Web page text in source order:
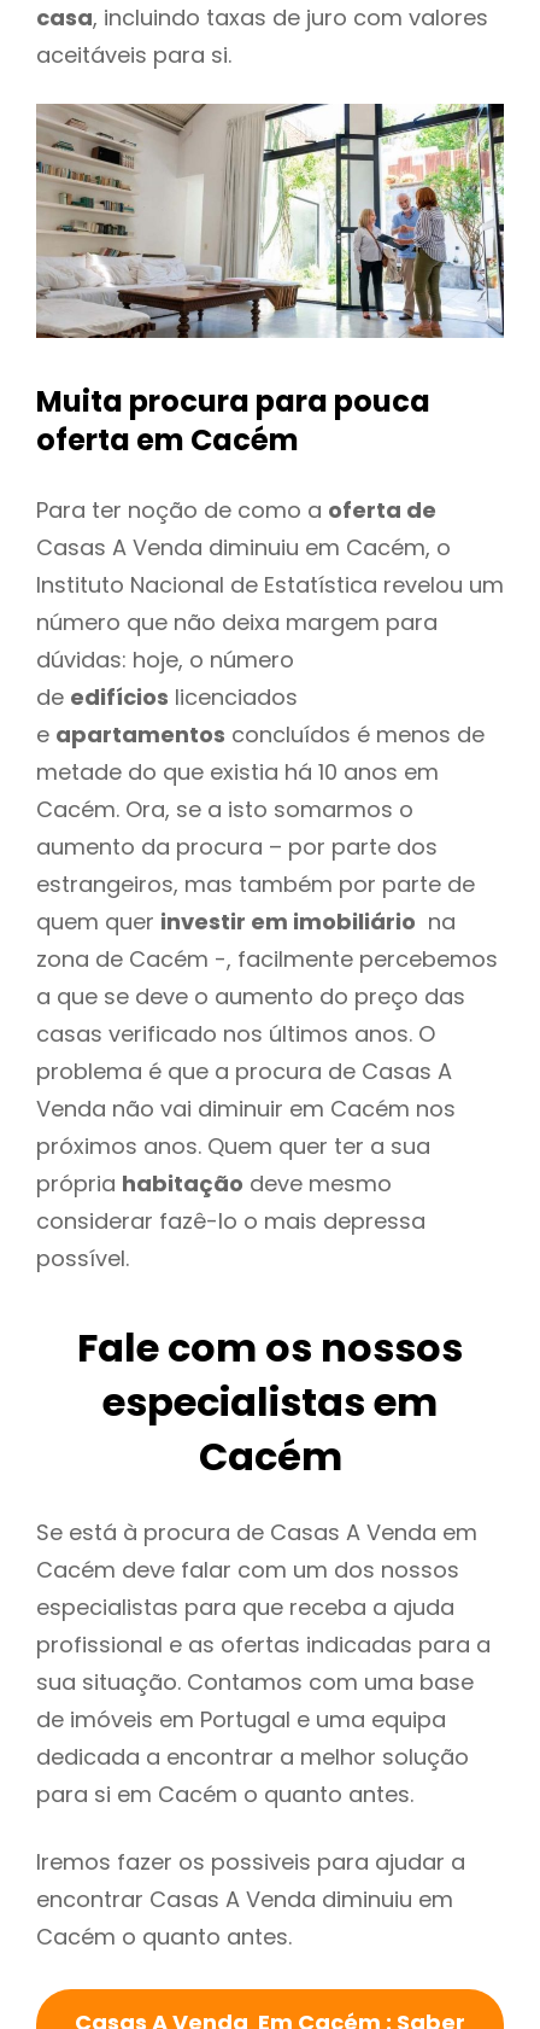
casa, incluindo taxas de juro com valores
aceitáveis para si.
Muita procura para pouca
oferta em Cacém
Para ter noção de como a oferta de
Casas A Venda diminuiu em Cacém, o
Instituto Nacional de Estatística revelou um
número que não deixa margem para
dúvidas: hoje, o número
de edifícios licenciados
e apartamentos concluídos é menos de
metade do que existia há 10 anos em
Cacém. Ora, se a isto somarmos o
aumento da procura – por parte dos
estrangeiros, mas também por parte de
quem quer investir em imobiliário na
zona de Cacém -, facilmente percebemos
a que se deve o aumento do preço das
casas verificado nos últimos anos. O
problema é que a procura de Casas A
Venda não vai diminuir em Cacém nos
próximos anos. Quem quer ter a sua
própria habitação deve mesmo
considerar fazê-lo o mais depressa
possível.
Fale com os nossos
especialistas em
Cacém
Se está à procura de Casas A Venda em
Cacém deve falar com um dos nossos
especialistas para que receba a ajuda
profissional e as ofertas indicadas para a
sua situação. Contamos com uma base
de imóveis em Portugal e uma equipa
dedicada a encontrar a melhor solução
para si em Cacém o quanto antes.
Iremos fazer os possiveis para ajudar a
encontrar Casas A Venda diminuiu em
Cacém o quanto antes.
Casas A Venda Em Cacém : Saber